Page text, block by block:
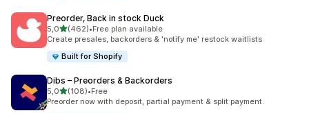
Preorder, Back in stock Duck
5,0na 5 gwiazdek
(462)
Łączna liczba recenzji: 462
•Free plan available
Create presales, backorders & 'notify me' restock waitlists
Built for Shopify
Dibs – Preorders & Backorders
5,0na 5 gwiazdek
(108)
Łączna liczba recenzji: 108
•Free
Preorder now with deposit, partial payment & split payment.